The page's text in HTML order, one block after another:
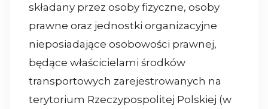
składany przez osoby fizyczne, osoby
prawne oraz jednostki organizacyjne
nieposiadające osobowości prawnej,
będące właścicielami środków
transportowych zarejestrowanych na
terytorium Rzeczypospolitej Polskiej (w